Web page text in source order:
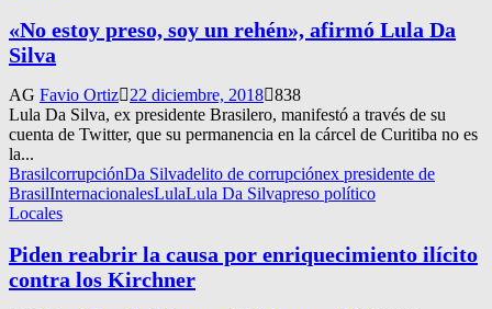
«No estoy preso, soy un rehén», afirmó Lula Da
Silva
AG Favio Ortiz 22 diciembre, 2018 838
Lula Da Silva, ex presidente Brasilero, manifestó a través de su
cuenta de Twitter, que su permanencia en la cárcel de Curitiba no es
la...
BrasilcorrupciónDa Silvadelito de corrupciónex presidente de
BrasilInternacionalesLulaLula Da Silvapreso político
Locales
Piden reabrir la causa por enriquecimiento ilícito
contra los Kirchner